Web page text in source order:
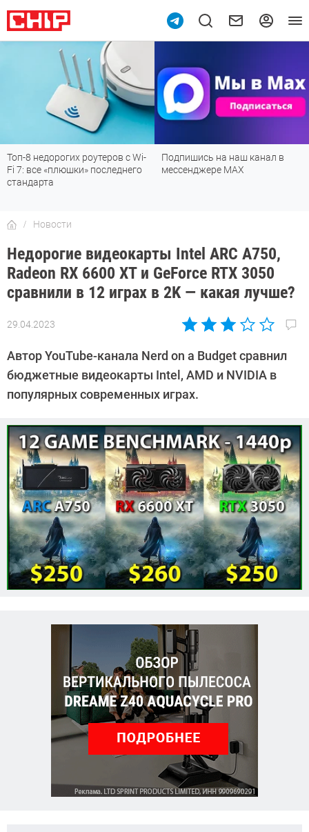
Топ-8 недорогих роутеров с Wi-
Fi 7: все «плюшки» последнего
стандарта
Подпишись на наш канал в
мессенджере МАХ
Новости
Недорогие видеокарты Intel ARC A750,
Radeon RX 6600 XT и GeForce RTX 3050
сравнили в 12 играх в 2K — какая лучше?
29.04.2023
Автор:
Калашников
Автор YouTube-канала Nerd on a Budget сравнил
бюджетные видеокарты Intel, AMD и NVIDIA в
популярных современных играх.